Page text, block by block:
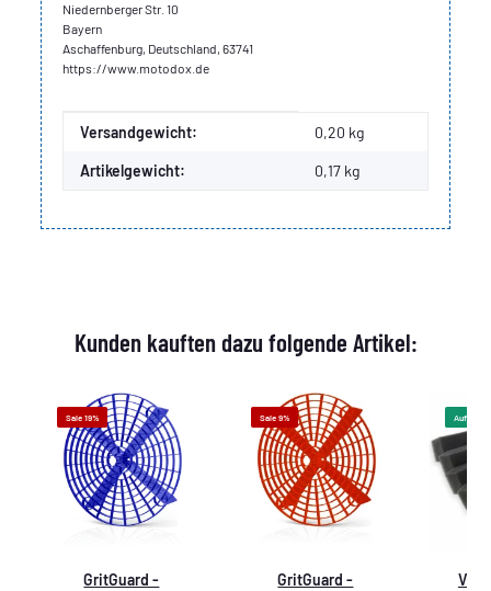
Niedernberger Str. 10
Bayern
Aschaffenburg, Deutschland, 63741
https://www.motodox.de
Produkteigenschaft
Wert
Versandgewicht: 0,20 kg
Artikelgewicht: 0,17 kg
Kunden kauften dazu folgende Artikel:
Sale 19%
GritGuard -
Sale 9%
GritGuard -
Auf Lager